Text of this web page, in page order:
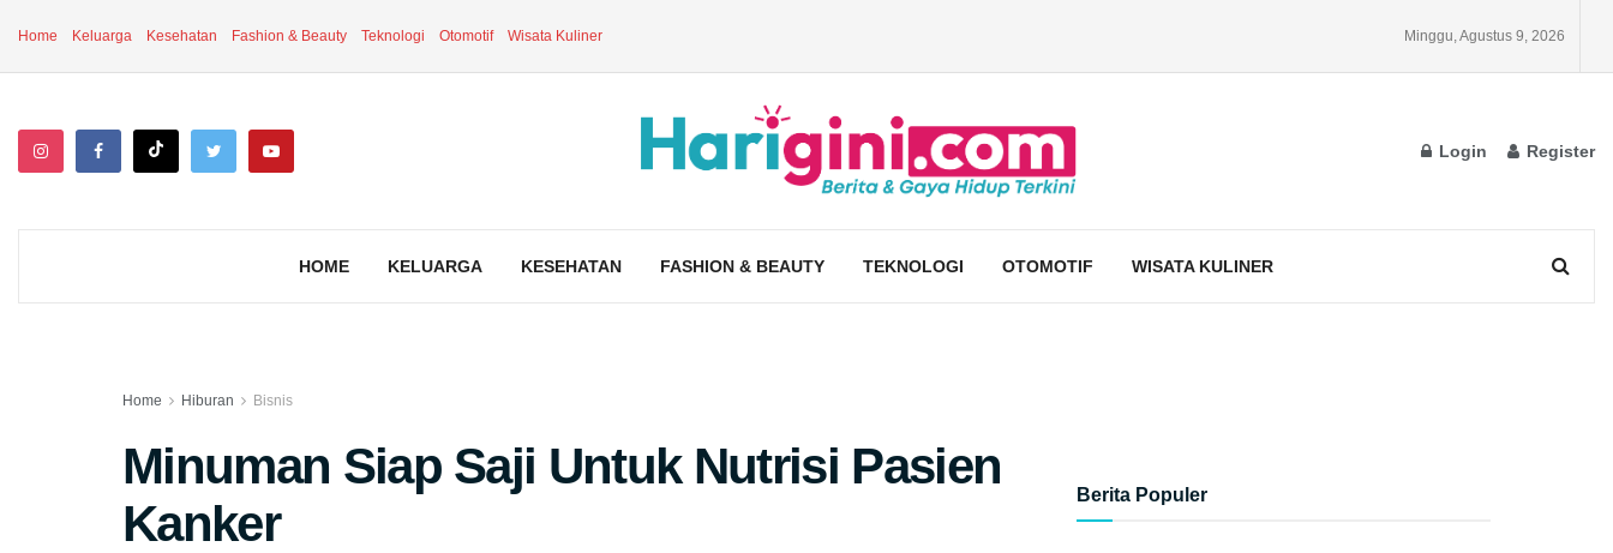
Home Keluarga Kesehatan Fashion & Beauty Teknologi Otomotif Wisata Kuliner Minggu, Agustus 9, 2026
Login Register
HOME KELUARGA KESEHATAN FASHION & BEAUTY TEKNOLOGI OTOMOTIF WISATA KULINER
Home Hiburan Bisnis
Minuman Siap Saji Untuk Nutrisi Pasien
Kanker
Berita Populer